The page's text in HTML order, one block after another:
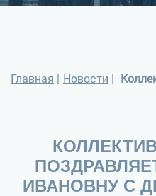
Главная | Новости |
ИВАНОВНУ С